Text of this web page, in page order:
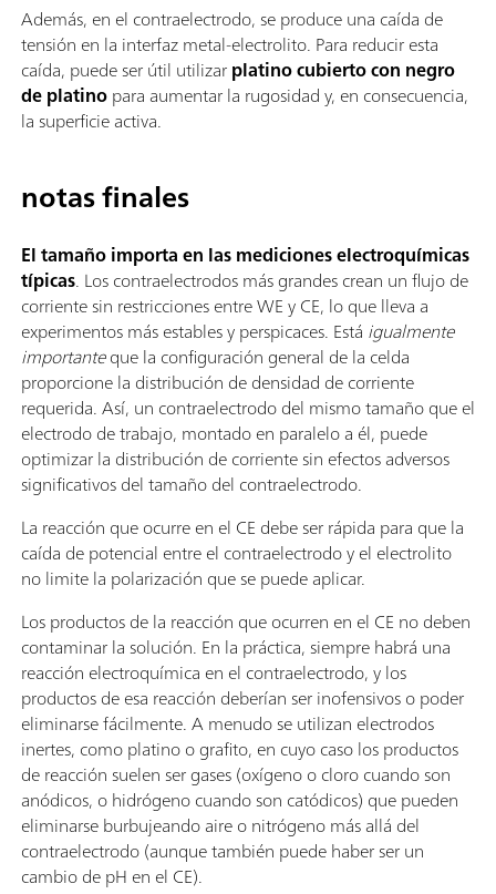
Además, en el contraelectrodo, se produce una caída de
tensión en la interfaz metal-electrolito. Para reducir esta
caída, puede ser útil utilizarplatino cubierto con negro
de platinopara aumentar la rugosidad y, en consecuencia,
la superficie activa.
notas finales
El tamaño importa en las mediciones electroquímicas
típicas. Los contraelectrodos más grandes crean un flujo de
corriente sin restricciones entre WE y CE, lo que lleva a
experimentos más estables y perspicaces. Está igualmente
importanteque la configuración general de la celda
proporcione la distribución de densidad de corriente
requerida. Así, un contraelectrodo del mismo tamaño que el
electrodo de trabajo, montado en paralelo a él, puede
optimizar la distribución de corriente sin efectos adversos
significativos del tamaño del contraelectrodo.
La reacción que ocurre en el CE debe ser rápida para que la
caída de potencial entre el contraelectrodo y el electrolito
no limite la polarización que se puede aplicar.
Los productos de la reacción que ocurren en el CE no deben
contaminar la solución. En la práctica, siempre habrá una
reacción electroquímica en el contraelectrodo, y los
productos de esa reacción deberían ser inofensivos o poder
eliminarse fácilmente. A menudo se utilizan electrodos
inertes, como platino o grafito, en cuyo caso los productos
de reacción suelen ser gases (oxígeno o cloro cuando son
anódicos, o hidrógeno cuando son catódicos) que pueden
eliminarse burbujeando aire o nitrógeno más allá del
contraelectrodo (aunque también puede haber ser un
cambio de pH en el CE).